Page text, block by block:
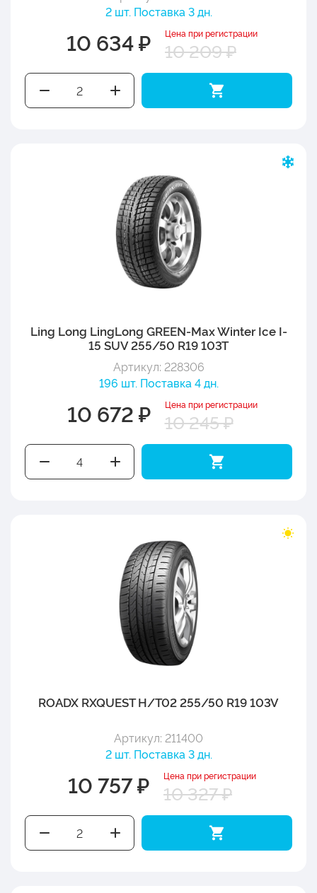
2 шт. Поставка 3 дн.
10 634 ₽ Цена при регистрации
10 209 ₽
Ling Long LingLong GREEN-Max Winter Ice I-
15 SUV 255/50 R19 103T
Артикул: 228306
196 шт. Поставка 4 дн.
10 672 ₽ Цена при регистрации
10 245 ₽
ROADX RXQUEST H/T02 255/50 R19 103V
Артикул: 211400
2 шт. Поставка 3 дн.
10 757 ₽ Цена при регистрации
10 327 ₽